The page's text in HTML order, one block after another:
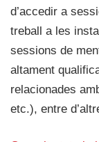
d’accedir a
treball a les
sessions de
altament
relacionades
etc.), entre